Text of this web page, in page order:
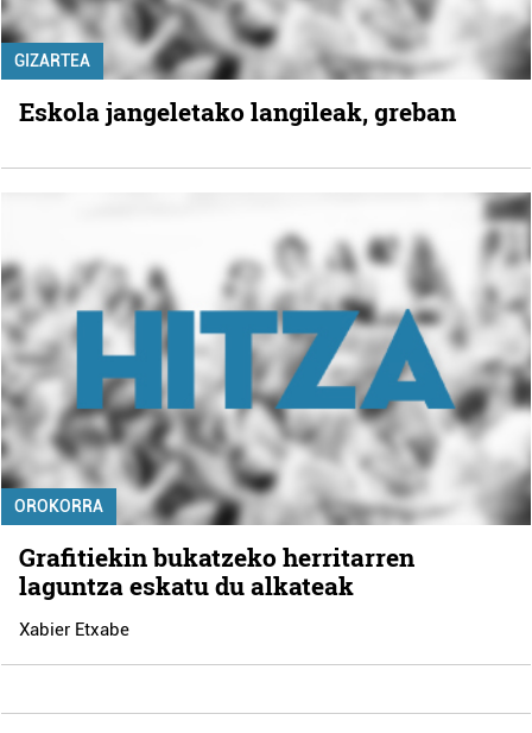
GIZARTEA
Eskola jangeletako langileak, greban
OROKORRA
Grafitiekin bukatzeko herritarren
laguntza eskatu du alkateak
Xabier Etxabe